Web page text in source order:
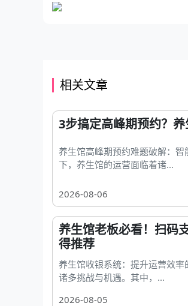
相关文章
3步搞定高峰期预约？
养生馆高峰期预约难题破解：
下，养生馆的运营面临着诸...
2026-08-06
养生馆老板必看！扫码
得推荐
养生馆收银系统：提升运营效
诸多挑战与机遇。其中，...
2026-08-05